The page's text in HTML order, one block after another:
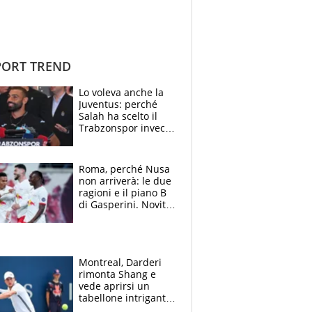
TREND
Lo voleva anche la
Juventus: perché
Salah ha scelto il
Trabzonspor invece
Roma, perché Nusa
non arriverà: le due
ragioni e il piano B
di Gasperini. Novità
Montreal, Darderi
rimonta Shang e
vede aprirsi un
tabellone intrigante: